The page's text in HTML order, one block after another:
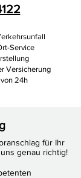
Service
Versicherung
24h
für Ihr
genau richtig!